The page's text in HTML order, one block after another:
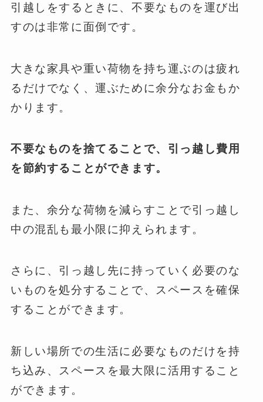
引越しをするときに、不要なものを運び出
すのは非常に面倒です。
大きな家具や重い荷物を持ち運ぶのは疲れ
るだけでなく、運ぶために余分なお金もか
かります。
不要なものを捨てることで、引っ越し費用
を節約することができます。
また、余分な荷物を減らすことで引っ越し
中の混乱も最小限に抑えられます。
さらに、引っ越し先に持っていく必要のな
いものを処分することで、スペースを確保
することができます。
新しい場所での生活に必要なものだけを持
ち込み、スペースを最大限に活用すること
ができます。